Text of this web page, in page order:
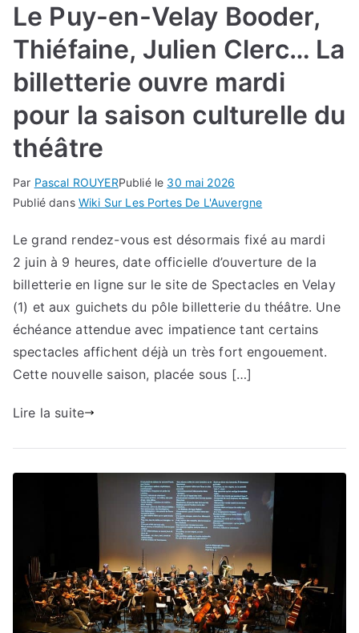
Le Puy-en-Velay Booder,
Thiéfaine, Julien Clerc… La
billetterie ouvre mardi
pour la saison culturelle du
théâtre
Par Pascal ROUYERPublié le 30 mai 2026
Publié dans Wiki Sur Les Portes De L'Auvergne
Le grand rendez-vous est désormais fixé au mardi
2 juin à 9 heures, date officielle d’ouverture de la
billetterie en ligne sur le site de Spectacles en Velay
(1) et aux guichets du pôle billetterie du théâtre. Une
échéance attendue avec impatience tant certains
spectacles affichent déjà un très fort engouement.
Cette nouvelle saison, placée sous […]
Lire la suite